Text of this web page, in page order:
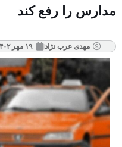
مدارس را رفع کند
مهدی عرب نژاد ۱۹ مهر ۱۴۰۲